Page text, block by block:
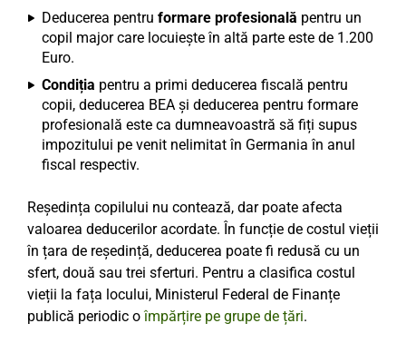
Deducerea pentru formare profesională pentru un
copil major care locuiește în altă parte este de 1.200
Euro.
Condiția pentru a primi deducerea fiscală pentru
copii, deducerea BEA și deducerea pentru formare
profesională este ca dumneavoastră să fiți supus
impozitului pe venit nelimitat în Germania în anul
fiscal respectiv.
Reședința copilului nu contează, dar poate afecta
valoarea deducerilor acordate. În funcție de costul vieții
în țara de reședință, deducerea poate fi redusă cu un
sfert, două sau trei sferturi. Pentru a clasifica costul
vieții la fața locului, Ministerul Federal de Finanțe
publică periodic oîmpărțire pe grupe de țări.